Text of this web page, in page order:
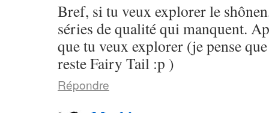
Bref, si tu veux explorer le
séries de qualité qui manquent.
que tu veux explorer (je pense
reste Fairy Tail :p )
Répondre